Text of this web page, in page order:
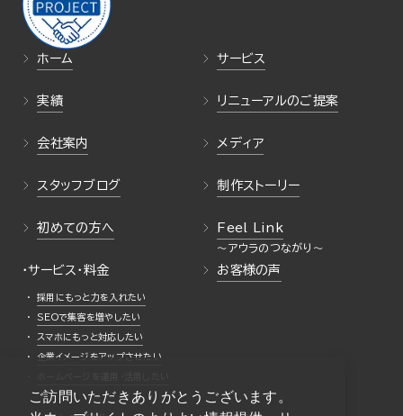
ご訪問いただきありがとうございます。
ホーム サービス
実績 リニューアルのご提案
会社案内 メディア
スタッフブログ 制作ストーリー
初めての方へ Feel Link
・サービス・料金
採用にもっと力を入れたい
SEOで集客を増やしたい
スマホにもっと対応したい
企業イメージをアップさせたい
お客様の声